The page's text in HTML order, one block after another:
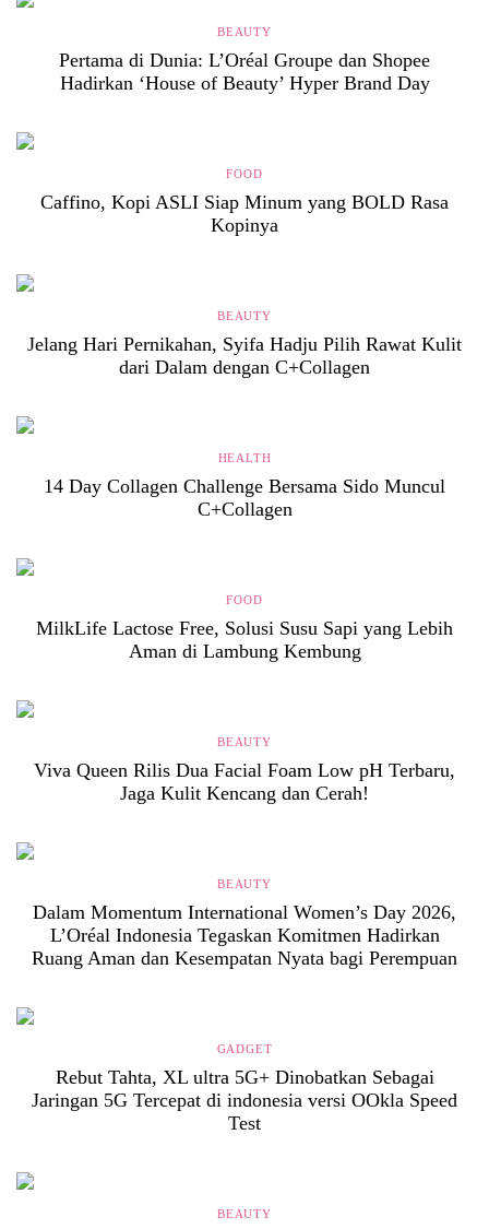
BEAUTY
Pertama di Dunia: L’Oréal Groupe dan Shopee
Hadirkan ‘House of Beauty’ Hyper Brand Day
FOOD
Caffino, Kopi ASLI Siap Minum yang BOLD Rasa
Kopinya
BEAUTY
Jelang Hari Pernikahan, Syifa Hadju Pilih Rawat Kulit
dari Dalam dengan C+Collagen
HEALTH
14 Day Collagen Challenge Bersama Sido Muncul
C+Collagen
FOOD
MilkLife Lactose Free, Solusi Susu Sapi yang Lebih
Aman di Lambung Kembung
BEAUTY
Viva Queen Rilis Dua Facial Foam Low pH Terbaru,
Jaga Kulit Kencang dan Cerah!
BEAUTY
Dalam Momentum International Women’s Day 2026,
L’Oréal Indonesia Tegaskan Komitmen Hadirkan
Ruang Aman dan Kesempatan Nyata bagi Perempuan
GADGET
Rebut Tahta, XL ultra 5G+ Dinobatkan Sebagai
Jaringan 5G Tercepat di indonesia versi OOkla Speed
Test
BEAUTY